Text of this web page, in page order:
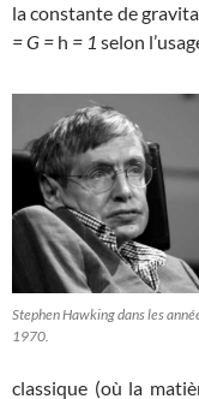
la constante de
= G = h = 1 selon
Stephen Hawking dans les
1970.
classique (où la